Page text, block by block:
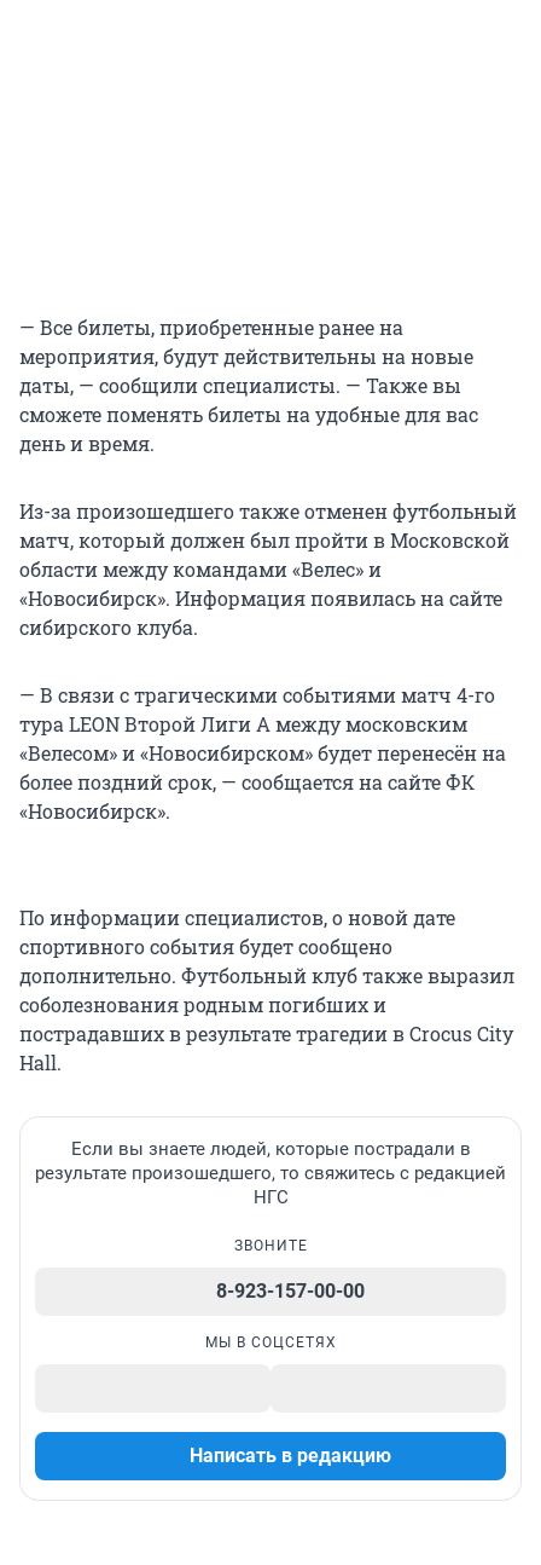
— Все билеты, приобретенные ранее на
мероприятия, будут действительны на новые
даты, — сообщили специалисты. — Также вы
сможете поменять билеты на удобные для вас
день и время.
Из-за произошедшего также отменен футбольный
матч, который должен был пройти в Московской
области между командами «Велес» и
«Новосибирск». Информация появилась на сайте
сибирского клуба.
— В связи с трагическими событиями матч 4-го
тура LEON Второй Лиги А между московским
«Велесом» и «Новосибирском» будет перенесён на
более поздний срок, — сообщается на сайте ФК
«Новосибирск».
По информации специалистов, о новой дате
спортивного события будет сообщено
дополнительно. Футбольный клуб также выразил
соболезнования родным погибших и
пострадавших в результате трагедии в Crocus City
Hall.
Если вы знаете людей, которые пострадали в
результате произошедшего, то свяжитесь с редакцией
НГС
ЗВОНИТЕ
8-923-157-00-00
МЫ В СОЦСЕТЯХ
Написать в редакцию